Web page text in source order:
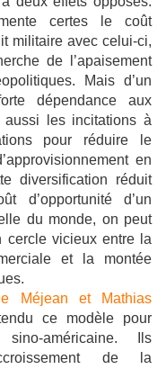
certes le coût
militaire avec celui-ci,
de l’apaisement
Mais d’un
dépendance aux
aussi les incitations à
pour réduire le
en
diversification réduit
d’opportunité d’un
du monde, on peut
cercle vicieux entre la
et la montée
Méjean et Mathias
ce modèle pour
américaine. Ils
de la